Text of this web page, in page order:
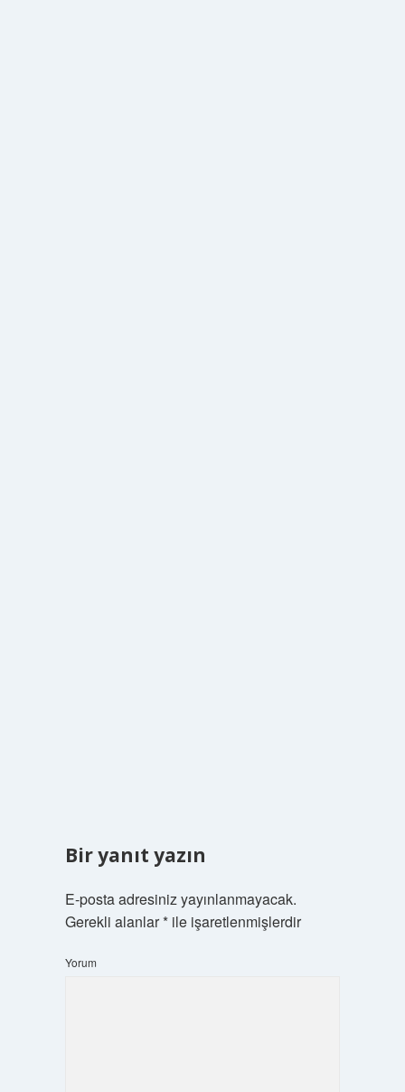
Bir yanıt yazın
E-posta adresiniz yayınlanmayacak.
Gerekli alanlar*ile işaretlenmişlerdir
Yorum